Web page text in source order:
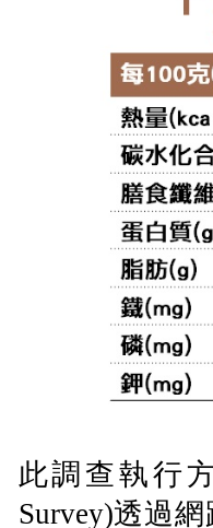
此調查執行
Survey)透過